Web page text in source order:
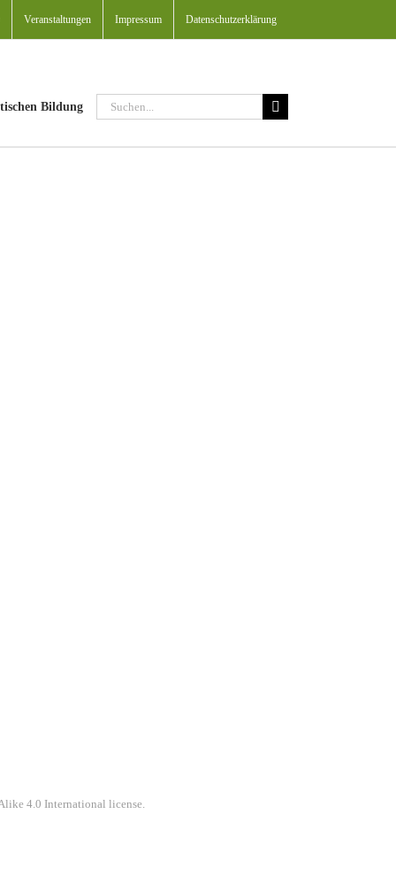
Veranstaltungen Impressum Datenschutzerklärung
Bildung
Suche
nach:
4.0 International license.